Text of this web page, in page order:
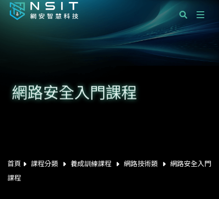
業服務
於網安智慧科技
絡我們
網路安全入門課程
首頁 課程分類 養成訓練課程 網路技術類
網路安全入門
課程